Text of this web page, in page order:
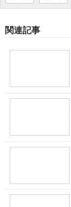
関連記事